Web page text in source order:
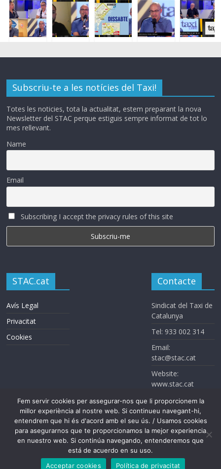
Subscriu-te a les notícies del Taxi!
Totes les noticies, tota la actualitat, estem preparant la nova
Newsletter del STAC perque estiguis sempre informat de tot lo
mes rellevant.
Name
Email
Subscribing I accept the privacy rules of this site
STAC.cat
Avís Legal
Privacitat
Cookies
Contacte
Sindicat del Taxi de
Catalunya
Tel: 933 002 314
Email:
stac@stac.cat
Website:
www.stac.cat
Sindicat del Taxi de Catalunya. Todos los derechos reservados
Fem servir cookies per assegurar-nos que li proporcionem la
millor experiència al nostre web. Si continueu navegant-hi,
entendrem que hi és d'acord amb el seu ús. / Usamos cookies
para asegurarnos que te proporcionamos la mejor experiencia
en nuestro web. Si continúa navegando, entenderemos que
está de acuerdo en su uso.
Acceptar cookies
Política de privacitat